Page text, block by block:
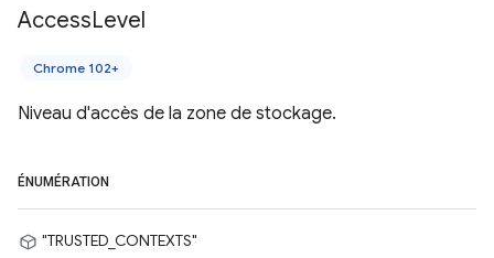
AccessLevel
Chrome 102+
Niveau d'accès de la zone de stockage.
ÉNUMÉRATION
"TRUSTED_CONTEXTS"